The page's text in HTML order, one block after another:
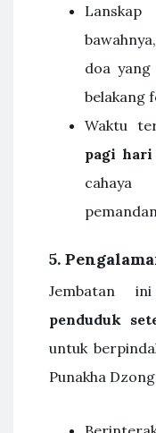
doa
belakang
Waktu
pagi hari
5.
Jembatan
penduduk
untuk
Punakha